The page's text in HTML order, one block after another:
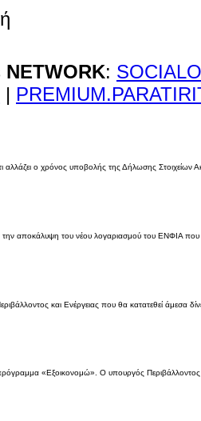
NETWORK:
|
αλλάζει ο χρόνος υποβολής της Δήλωσης Στοιχείων
την αποκάλυψη του νέου λογαριασμού του ΕΝΦΙΑ
και Ενέργειας που θα κατατεθεί άμεσα
«Εξοικονομώ». Ο υπουργός Περιβάλλοντος